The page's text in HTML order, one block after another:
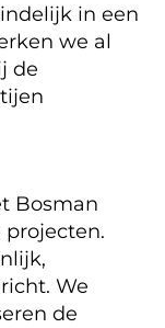
in een
we al
de
Bosman
projecten.
We
de